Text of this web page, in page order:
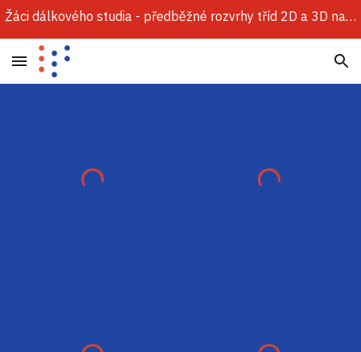
Žáci dálkového studia - předběžné rozvrhy tříd 2D a 3D najdete v sekci Dokumenty.